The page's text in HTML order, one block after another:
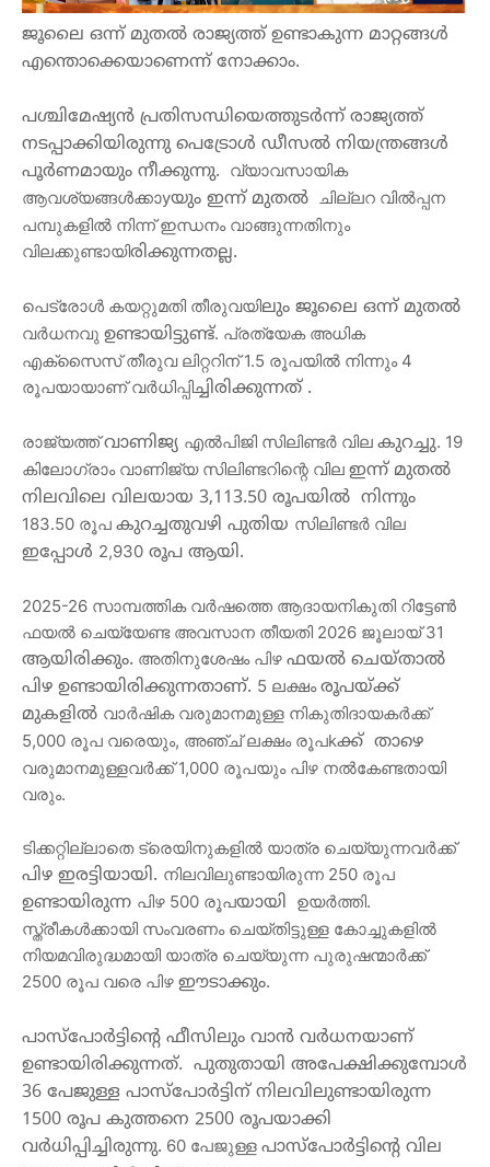
ജൂലൈ ഒന്ന് മുതൽ രാജ്യത്ത് ഉണ്ടാകുന്ന മാറ്റങ്ങൾ
എന്തൊക്കെയാണെന്ന് നോക്കാം.
പശ്ചിമേഷ്യൻ പ്രതിസന്ധിയെത്തുടർന്ന് രാജ്യത്ത്
നടപ്പാക്കിയിരുന്നു പെട്രോൾ ഡീസൽ നിയന്ത്രങ്ങൾ
പൂർണമായും നീക്കുന്നു. വ്യാവസായിക
ആവശ്യങ്ങള്‍ക്കാyയും ഇന്ന് മുതൽ
ചില്ലറ വില്‍പ്പന
പമ്പുകളില്‍ നിന്ന് ഇന്ധനം വാങ്ങുന്നതിനും
വിലക്കുണ്ടായിരിക്കുന്നതല്ല.
പെട്രോള്‍ കയറ്റുമതി തീരുവയിലും ജൂലൈ ഒന്ന് മുതൽ
വര്‍ധനവു ഉണ്ടായിട്ടുണ്ട്. പ്രത്യേക അധിക
എക്‌സൈസ് തീരുവ ലിറ്ററിന് 1.5 രൂപയില്‍ നിന്നും 4
രൂപയായാണ് വര്‍ധിപ്പിച്ചിരിക്കുന്നത് .
രാജ്യത്ത് വാണിജ്യ എല്‍പിജി സിലിണ്ടര്‍ വില കുറച്ചു. 19
കിലോഗ്രാം വാണിജ്യ സിലിണ്ടറിന്റെ വില ഇന്ന് മുതൽ
നിലവിലെ വിലയായ 3,113.50 രൂപയിൽ നിന്നും
183.50 രൂപ കുറച്ചതുവഴി പുതിയ
ഇപ്പോൾ 2,930 രൂപ ആയി.
2025-26 സാമ്പത്തിക വർഷത്തെ ആദായനികുതി റിട്ടേണ്‍
ആയിരിക്കും. അതിനുശേഷം പിഴ ഫയൽ ചെയ്താൽ
പിഴ ഉണ്ടായിരിക്കുന്നതാണ്. 5 ലക്ഷം രൂപയ്ക്ക്
മുകളിൽ വാര്‍ഷിക വരുമാനമുള്ള നികുതിദായകര്‍ക്ക്
5,000 രൂപ വരെയും, അഞ്ച് ലക്ഷം രൂപkക്ക് താഴെ
വരുമാനമുള്ളവര്‍ക്ക് 1,000 രൂപയും പിഴ നല്‍കേണ്ടതായി
വരും.
ടിക്കറ്റില്ലാതെ ട്രെയിനുകളില്‍ യാത്ര ചെയ്യുന്നവർക്ക്
പിഴ ഇരട്ടിയായി.
ഉണ്ടായിരുന്ന പിഴ 500 രൂപയായി ഉയർത്തി.
സ്ത്രീകള്‍ക്കായി സംവരണം ചെയ്തിട്ടുള്ള കോച്ചുകളില്‍
നിയമവിരുദ്ധമായി യാത്ര ചെയ്യുന്ന പുരുഷന്മാർക്ക്
2500 രൂപ വരെ പിഴ ഈടാക്കും.
പാസ്‌പോർട്ടിന്റെ ഫീസിലും വാൻ വർധനയാണ്
ഉണ്ടായിരിക്കുന്നത്. പുതുതായി അപേക്ഷിക്കുമ്പോൾ
36 പേജുള്ള പാസ്‌പോർട്ടിന് നിലവിലുണ്ടായിരുന്ന
1500 രൂപ കുത്തനെ 2500 രൂപയാക്കി
വർധിപ്പിച്ചിരുന്നു. 60 പേജുള്ള പാസ്‌പോർട്ടിന്റെ വില